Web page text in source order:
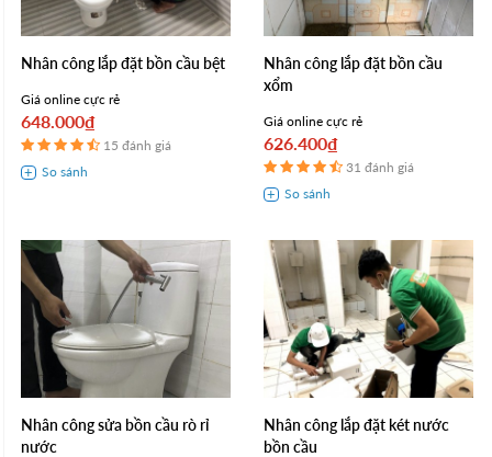
Nhân công lắp đặt bồn cầu bệt
Giá online cực rẻ
648.000₫
15 đánh giá
Nhân công lắp đặt bồn cầu
xổm
Giá online cực rẻ
626.400₫
31 đánh giá
Nhân công sửa bồn cầu rò rỉ
nước
Nhân công lắp đặt két nước
bồn cầu